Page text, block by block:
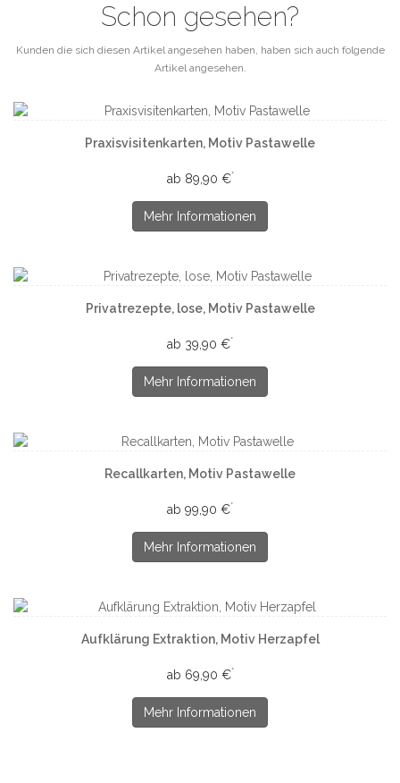
Schon gesehen?
Kunden die sich diesen Artikel angesehen haben, haben sich auch folgende
Artikel angesehen.
Praxisvisitenkarten, Motiv Pastawelle
ab 89,90 €*
Mehr Informationen
Privatrezepte, lose, Motiv Pastawelle
ab 39,90 €*
Mehr Informationen
Recallkarten, Motiv Pastawelle
ab 99,90 €*
Mehr Informationen
Aufklärung Extraktion, Motiv Herzapfel
ab 69,90 €*
Mehr Informationen